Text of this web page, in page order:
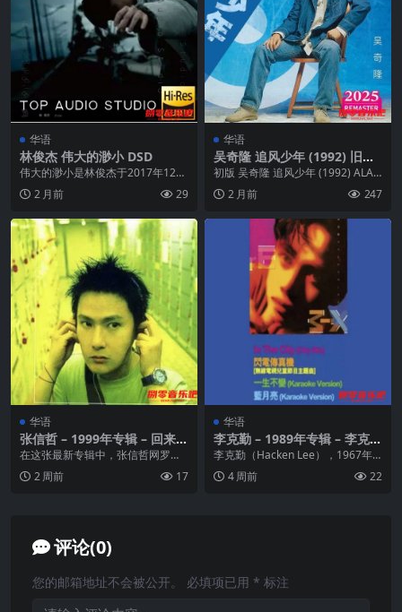
华语
林俊杰 伟大的渺小 DSD
伟大的渺小是林俊杰于2017年12月
29日发行的专辑，由林俊杰与许环
良担任制作人...
2 月前 29
华语
吴奇隆 追风少年 (1992) 旧版
+ 2025版 ALAC
初版 吴奇隆 追风少年 (1992) ALAC
16bit 44kHz 新版 吴...
2 月前 247
华语
张信哲 – 1999年专辑 – 回来
wav
在这张最新专辑中，张信哲网罗流
行音乐市场上最炙手可热的制作
人、例如：为多位年轻歌...
2 周前 17
华语
李克勤 – 1989年专辑 – 李克勤
(Remix) Flac
李克勤（Hacken Lee），1967年1
2月6日生于中国香港，籍贯广东新
会崖...4 周前 22
评论(0)
您的邮箱地址不会被公开。 必填项已用 * 标注